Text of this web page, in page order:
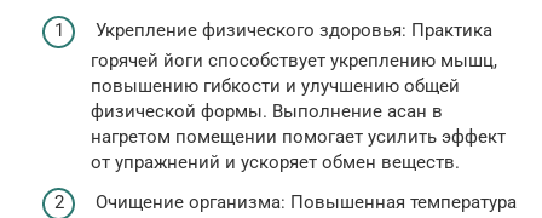
Укрепление физического здоровья: Практика
горячей йоги способствует укреплению мышц,
повышению гибкости и улучшению общей
физической формы. Выполнение асан в
нагретом помещении помогает усилить эффект
от упражнений и ускоряет обмен веществ.
Очищение организма: Повышенная температура